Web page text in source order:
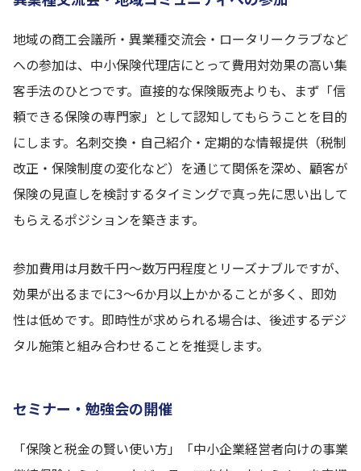
地域の商工会議所・異業種交流会・ロータリークラブなど
への参加は、中小保険代理店にとって費用対効果の高い集
客手法のひとつです。直接的な保険販売よりも、まず「信
頼できる保険の専門家」として認知してもらうことを目的
にします。名刺交換・自己紹介・定期的な情報提供（税制
改正・保険制度の変化など）を通じて関係を深め、顧客が
保険の見直しを検討するタイミングで真っ先に思い出して
もらえるポジションを築きます。
参加費用は月数千円〜数万円程度とリーズナブルですが、
効果が出るまでに3〜6か月以上かかることが多く、即効
性は低めです。即時性が求められる場合は、後述するデジ
タル施策と組み合わせることを推奨します。
セミナー・勉強会の開催
「保険と税金の賢い使い方」「中小企業経営者向けの事業